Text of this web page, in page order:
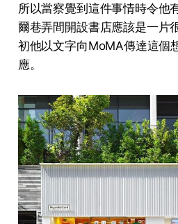
所以當察覺到這件事情時令他
爾巷弄間開設書店應該是一片
初他以文字向MoMA傳達這個
應。